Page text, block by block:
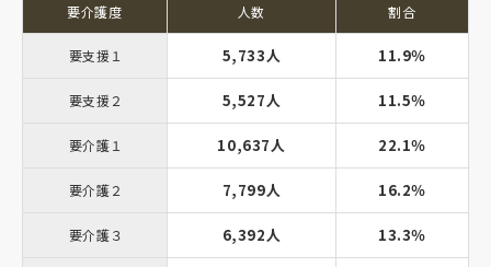
要介護度 人数 割合
要支援１ 5,733人 11.9％
要支援２ 5,527人 11.5％
要介護１ 10,637人 22.1％
要介護２ 7,799人 16.2％
要介護３ 6,392人 13.3％